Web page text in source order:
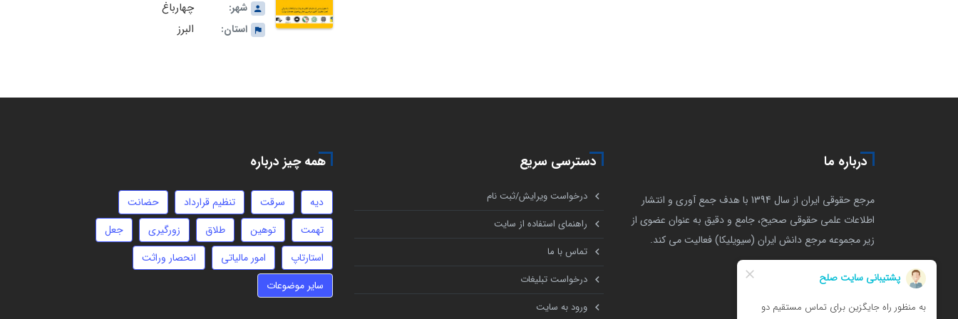
شهر: چهارباغ
استان: البرز
درباره ما
مرجع حقوقی ایران از سال 1394 با هدف جمع آوری و انتشار
اطلاعات علمی حقوقی صحیح، جامع و دقیق به عنوان عضوی از
زیر مجموعه مرجع دانش ایران (سیویلیکا) فعالیت می کند.
دسترسی سریع
درخواست ویرایش/ثبت نام
راهنمای استفاده از سایت
تماس با ما
درخواست تبلیغات
ورود به سایت
همه چیز درباره
دیه سرقت تنظیم قرارداد
حضانت
تهمت
توهین طلاق زورگیری
جعل
استارتاپ
امور مالیاتی
انحصار وراثت
سایر موضوعات